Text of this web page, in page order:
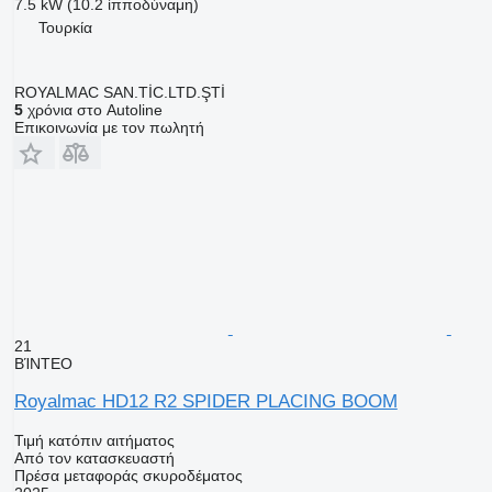
7.5 kW (10.2 ίπποδύναμη)
Τουρκία
ROYALMAC SAN.TİC.LTD.ŞTİ
5χρόνια στο Autoline
Επικοινωνία με τον πωλητή
21
ΒΊΝΤΕΟ
Royalmac HD12 R2 SPIDER PLACING BOOM
Τιμή κατόπιν αιτήματος
Από τον κατασκευαστή
Πρέσα μεταφοράς σκυροδέματος